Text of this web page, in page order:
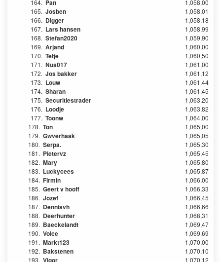
164. Pan
1,058,00
165. Josben
1,058,01
166. Digger
1,058,18
167. Lars hansen
1,058,99
168. Stefan2020
1,059,90
169. Arjand
1,060,00
170. Tetje
1,060,50
171. Nus017
1,061,00
172. Jos bakker
1,061,12
173. Louw
1,061,44
174. Sharan
1,061,45
175. Securitiestrader
1,063,20
176. Loodje
1,063,82
177. Toonw
1,064,00
178. Ton
1,065,00
179. Gwverhaak
1,065,05
180. Serpa.
1,065,30
181. Pietervz
1,065,45
182. Mary
1,065,80
183. Luckycees
1,065,87
184. Firmin
1,066,00
185. Geert v hooff
1,066,33
186. Jozef
1,066,45
187. Dennisvh
1,066,66
188. Deerhunter
1,068,31
189. Baeckelandt
1,069,47
190. Voice
1,069,69
191. Markt123
1,070,00
192. Bakstenen
1,070,10
193. Vigor
1,070,12